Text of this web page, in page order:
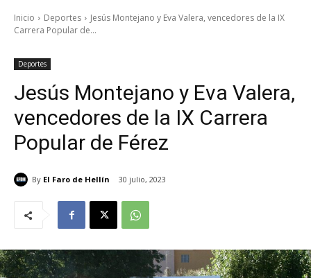
Inicio Deportes
Jesús Montejano y Eva Valera, vencedores de la IX
Carrera Popular de...
Deportes
Jesús Montejano y Eva Valera,
vencedores de la IX Carrera
Popular de Férez
By El Faro de Hellín 30 julio, 2023